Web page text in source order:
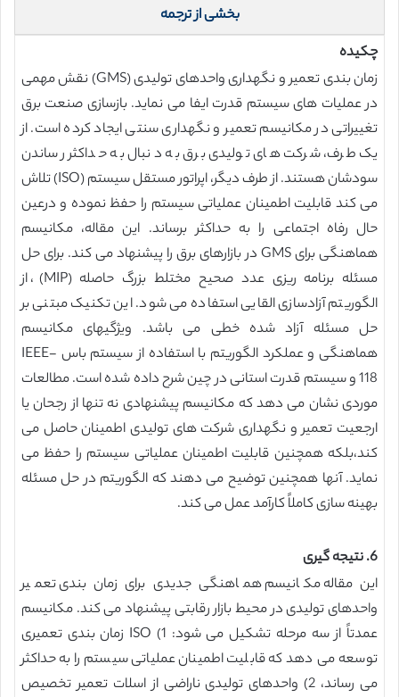
بخشی از ترجمه
چکیده
زمان بندی تعمیر و نگهداری واحدهای تولیدی (GMS) نقش مهمی
در عملیات های سیستم قدرت ایفا می نماید. بازسازی صنعت برق
تغییراتی در مکانیسم تعمیر و نگهداری سنتی ایجاد کرده است. از
یک طرف، شرکت های تولیدی برق به دنبال به حداکثر رساندن
سودشان هستند. از طرف دیگر، اپراتور مستقل سیستم (ISO) تلاش
می کند قابلیت اطمینان عملیاتی سیستم را حفظ نموده و درعین
حال رفاه اجتماعی را به حداکثر برساند. این مقاله، مکانیسم
هماهنگی برای GMS در بازارهای برق را پیشنهاد می کند. برای حل
مسئله برنامه ریزی عدد صحیح مختلط بزرگ حاصله (MIP)، از
الگوریتم آزادسازی القایی استفاده می شود. این تکنیک مبتنی بر
حل مسئله آزاد شده خطی می باشد. ویژگیهای مکانیسم
هماهنگی و عملکرد الگوریتم با استفاده از سیستم باس IEEE-
118 و سیستم قدرت استانی در چین شرح داده شده است. مطالعات
موردی نشان می دهد که مکانیسم پیشنهادی نه تنها از رجحان یا
ارجعیت تعمیر و نگهداری شرکت های تولیدی اطمینان حاصل می
کند،بلکه همچنین قابلیت اطمینان عملیاتی سیستم را حفظ می
نماید. آنها همچنین توضیح می دهند که الگوریتم در حل مسئله
بهینه سازی کاملاً کارآمد عمل می کند.
6. نتیجه گیری
این مقاله مکانیسم هماهنگی جدیدی برای زمان بندی تعمیر
واحدهای تولیدی در محیط بازار رقابتی پیشنهاد می کند. مکانیسم
عمدتاً از سه مرحله تشکیل می شود: 1) ISO زمان بندی تعمیری
توسعه می دهد که قابلیت اطمینان عملیاتی سیستم را به حداکثر
می رساند، 2) واحدهای تولیدی ناراضی از اسلات تعمیر تخصیص